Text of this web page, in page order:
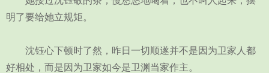
明了要给她立规矩。
沈钰心下顿时了然，昨日一切顺遂并不是因为卫家人都
好相处，而是因为卫家如今是卫渊当家作主。